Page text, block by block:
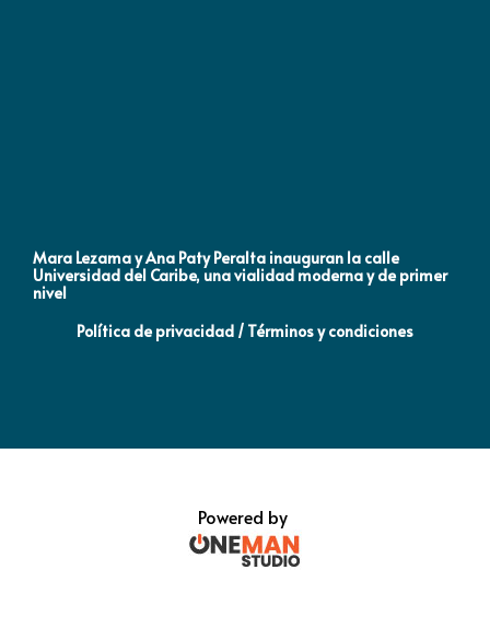
Mara Lezama y Ana Paty Peralta inauguran la calle
Universidad del Caribe, una vialidad moderna y de primer
nivel
Política de privacidad / Términos y condiciones
Powered by